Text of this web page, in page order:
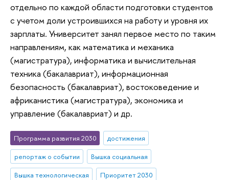
отдельно по каждой области подготовки студентов
с учетом доли устроившихся на работу и уровня их
зарплаты. Университет занял первое место по таким
направлениям, как математика и механика
(магистратура), информатика и вычислительная
техника (бакалавриат), информационная
безопасность (бакалавриат), востоковедение и
африканистика (магистратура), экономика и
управление (бакалавриат) и др.
Программа развития 2030
достижения
репортаж о событии
Вышка социальная
Вышка технологическая
Приоритет 2030